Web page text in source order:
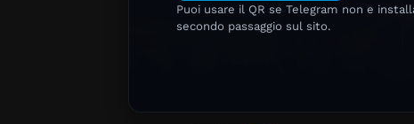
Puoi usare il QR se Telegram non e
secondo passaggio sul sito.